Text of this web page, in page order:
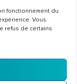
fonctionnement du
Vous
refus de certains
ACTIONS
DE
FORMATION